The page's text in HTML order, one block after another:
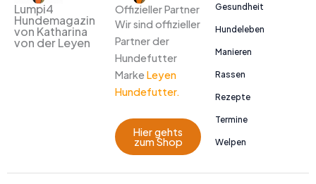
Lumpi4
Hundemagazin
von Katharina
von der Leyen
Offizieller Partner
Wir sind offizieller
Partner der
Hundefutter
Marke Leyen
Hundefutter.
Hier gehts
zum Shop
Gesundheit
Hundeleben
Manieren
Rassen
Rezepte
Termine
Welpen